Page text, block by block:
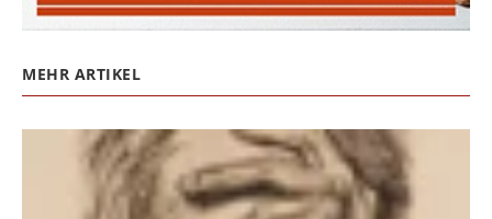
MEHR ARTIKEL